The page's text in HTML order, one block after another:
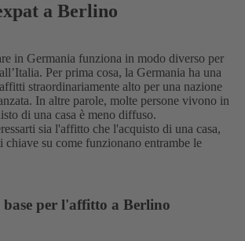
a Berlino
in Germania funziona in modo diverso per
Per prima cosa, la Germania ha una
straordinariamente alto per una nazione
In altre parole, molte persone vivono in
di una casa è meno diffuso.
sia l'affitto che l'acquisto di una casa,
su come funzionano entrambe le
per l'affitto a Berlino